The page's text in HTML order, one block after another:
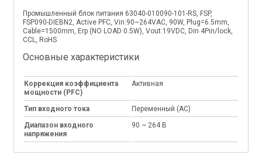
Промышленный блок питания 63040-010090-101-RS, FSP,
FSP090-DIEBN2, Active PFC, Vin:90~264VAC, 90W, Plug=6.5mm,
Cable=1500mm, Erp (NO LOAD 0.5W), Vout:19VDC, Din 4Pin/lock,
CCL, RoHS
Основные характеристики
Коррекция коэффициента
мощности (PFC)
Активная
Тип входного тока
Переменный (AC)
Диапазон входного
напряжения
90 ~ 264 В